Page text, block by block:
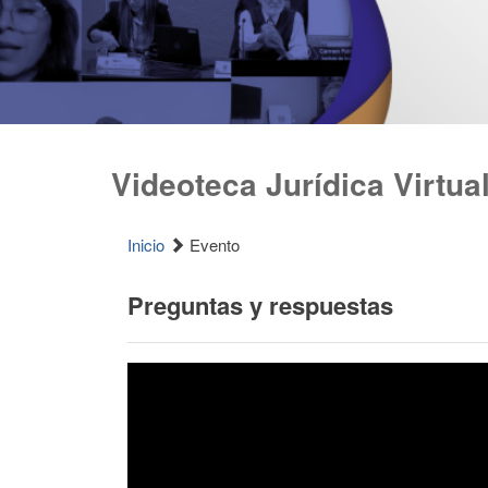
Videoteca Jurídica
Inicio Evento
Preguntas y respuestas